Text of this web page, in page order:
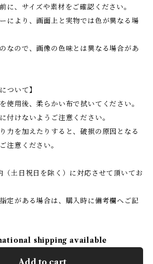
に、サイズや素材をご確認ください。
により、画面上と実物では色が異なる場
なので、画像の色味とは異なる場合があ
ついて】
使用後、柔らかい布で拭いてください。
付けないようご注意ください。
力を加えたりすると、破損の原因となる
注意ください。
（土日祝日を除く）に対応させて頂いてお
定がある場合は、購入時に備考欄へご記
shipping available
Add to cart